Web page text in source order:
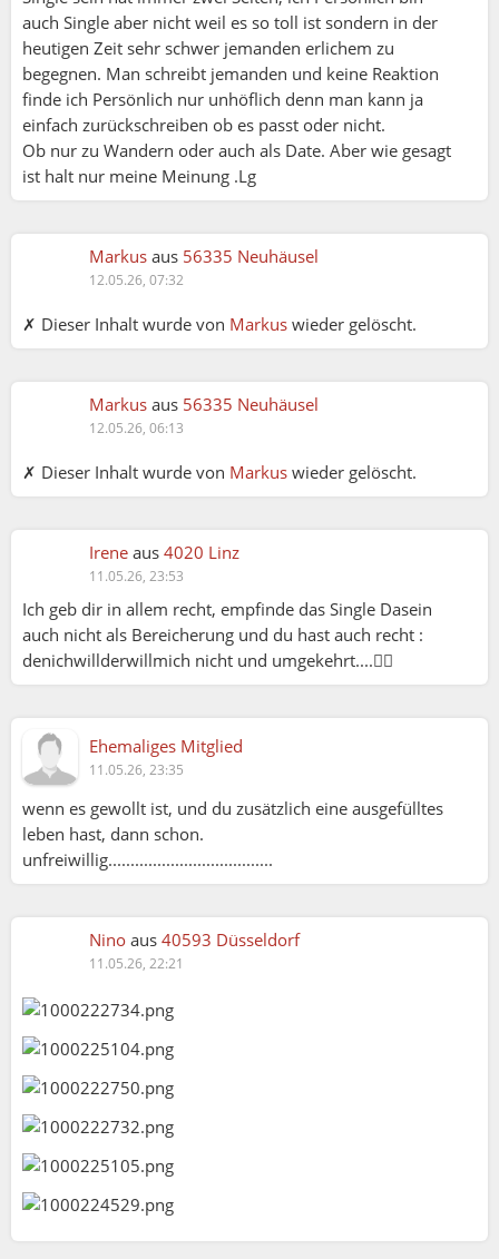
auch Single aber nicht weil es so toll ist sondern in der
heutigen Zeit sehr schwer jemanden erlichem zu
begegnen. Man schreibt jemanden und keine Reaktion
finde ich Persönlich nur unhöflich denn man kann ja
einfach zurückschreiben ob es passt oder nicht.
Ob nur zu Wandern oder auch als Date. Aber wie gesagt
ist halt nur meine Meinung .Lg
Markus aus 56335 Neuhäusel
12.05.26, 07:32
✗ Dieser Inhalt wurde von Markus wieder gelöscht.
Markus aus 56335 Neuhäusel
12.05.26, 06:13
✗ Dieser Inhalt wurde von Markus wieder gelöscht.
Irene aus 4020 Linz
11.05.26, 23:53
Ich geb dir in allem recht, empfinde das Single Dasein
auch nicht als Bereicherung und du hast auch recht :
denichwillderwillmich nicht und umgekehrt....🤷‍♀️
Ehemaliges Mitglied
11.05.26, 23:35
wenn es gewollt ist, und du zusätzlich eine ausgefülltes
leben hast, dann schon.
unfreiwillig.....................................
Nino aus 40593 Düsseldorf
11.05.26, 22:21